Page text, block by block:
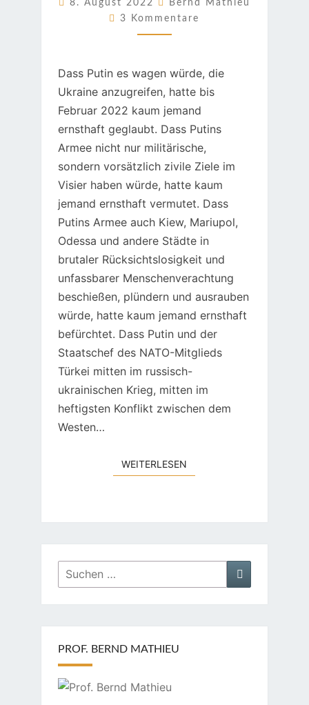
8. August 2022
Bernd Mathieu
Kommentare
3 Kommentare
Dass Putin es wagen würde, die
Ukraine anzugreifen, hatte bis
Februar 2022 kaum jemand
ernsthaft geglaubt. Dass Putins
Armee nicht nur militärische,
sondern vorsätzlich zivile Ziele im
Visier haben würde, hatte kaum
jemand ernsthaft vermutet. Dass
Putins Armee auch Kiew, Mariupol,
Odessa und andere Städte in
brutaler Rücksichtslosigkeit und
unfassbarer Menschenverachtung
beschießen, plündern und ausrauben
würde, hatte kaum jemand ernsthaft
befürchtet. Dass Putin und der
Staatschef des NATO-Mitglieds
Türkei mitten im russisch-
ukrainischen Krieg, mitten im
heftigsten Konflikt zwischen dem
Westen…
WEITERLESEN
Suchen
nach:
Suchen
PROF. BERND MATHIEU